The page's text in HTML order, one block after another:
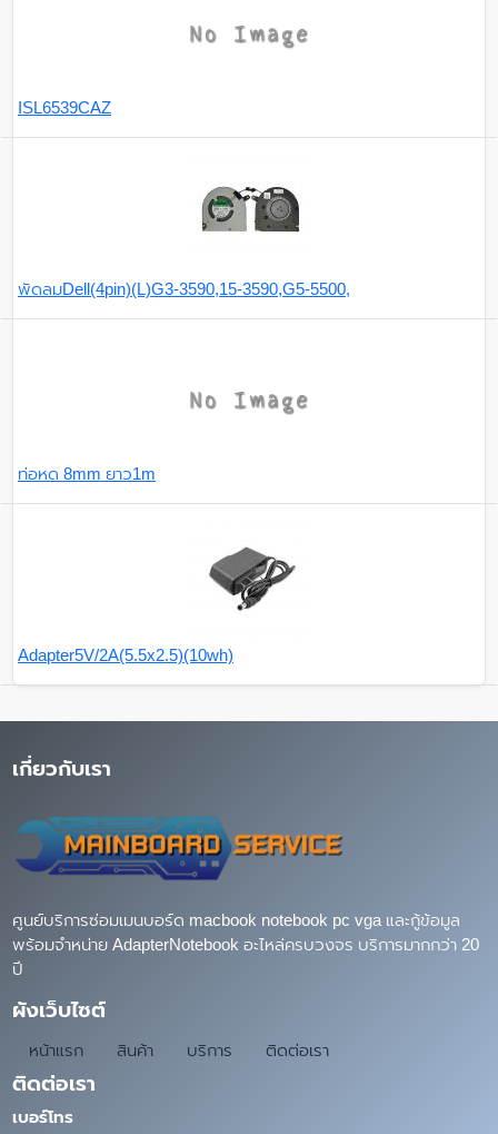
ISL6539CAZ
พัดลมDell(4pin)(L)G3-3590,15-3590,G5-5500,
ท่อหด 8mm ยาว1m
Adapter5V/2A(5.5x2.5)(10wh)
เกี่ยวกับเรา
ศูนย์บริการซ่อมเมนบอร์ด macbook notebook pc vga และกู้ข้อมูล
พร้อมจำหน่าย AdapterNotebook อะไหล่ครบวงจร บริการมากกว่า 20
ปี
ผังเว็บไซต์
หน้าแรก สินค้า บริการ ติดต่อเรา
ติดต่อเรา
เบอร์โทร